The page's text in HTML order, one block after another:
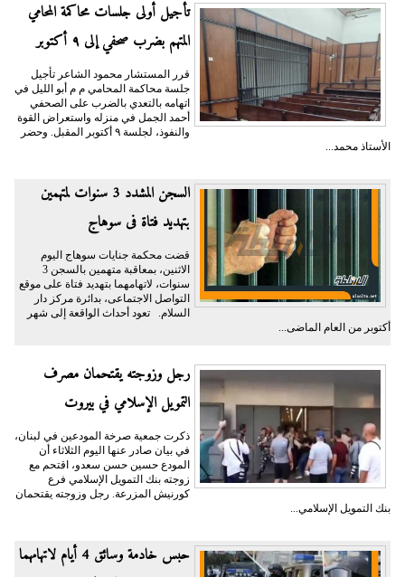
تأجيل أولى جلسات محاكمة المحامي
المتهم بضرب صحفي إلى ٩ أكتوبر
قرر المستشار محمود الشاعر تأجيل
جلسة محاكمة المحامي م م أبو الليل في
اتهامه بالتعدي بالضرب على الصحفي
أحمد الجمل في منزله واستعراض القوة
والنفوذ، لجلسة ٩ أكتوبر المقبل. وحضر
الأستاذ محمد...
السجن المشدد 3 سنوات لمتهمين
بتهديد فتاة فى سوهاج
قضت محكمة جنايات سوهاج اليوم
الاثنين، بمعاقبة متهمين بالسجن 3
سنوات، لاتهامهما بتهديد فتاة على موقع
التواصل الاجتماعى، بدائرة مركز دار
السلام. تعود أحداث الواقعة إلى شهر
أكتوبر من العام الماضى...
رجل وزوجته يقتحمان مصرف
التمويل الإسلامي في بيروت
ذكرت جمعية صرخة المودعين في لبنان،
في بيان صادر عنها اليوم الثلاثاء أن
المودع حسين حسن سعدو، اقتحم مع
زوجته بنك التمويل الإسلامي فرع
كورنيش المزرعة. رجل وزوجته يقتحمان
بنك التمويل الإسلامي...
حبس خادمة وسائق 4 أيام لاتهامهما